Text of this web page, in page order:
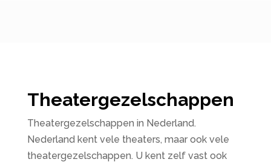
Theatergezelschappen
Theatergezelschappen in Nederland.
Nederland kent vele theaters, maar ook vele
theatergezelschappen. U kent zelf vast ook